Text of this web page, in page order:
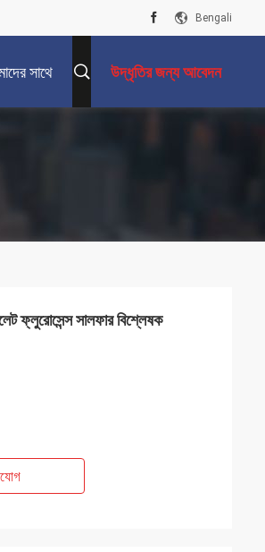
Bengali
সাথে উদ্ধৃতির জন্য আবেদন
ফ্লুরোসেন্স সালফার বিশ্লেষক